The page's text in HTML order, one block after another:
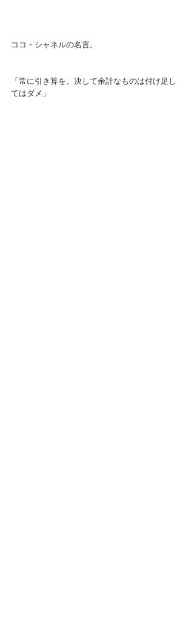
ココ・シャネルの名言。
「常に引き算を。決して余計なものは付け足し
てはダメ」